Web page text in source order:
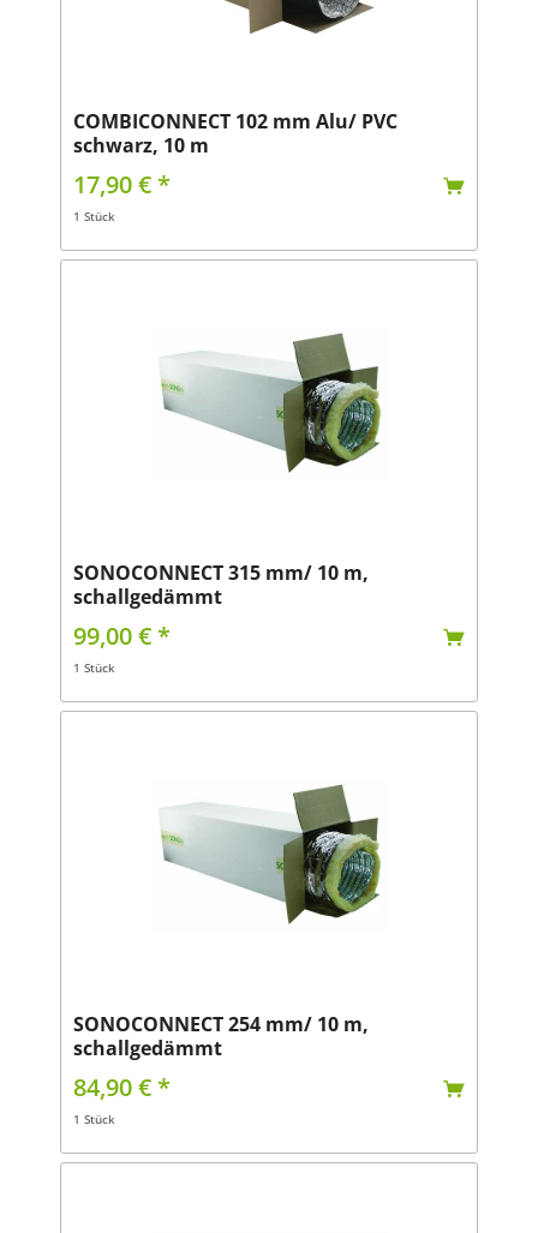
COMBICONNECT 102 mm Alu/ PVC
schwarz, 10 m
17,90 € *
1 Stück
SONOCONNECT 315 mm/ 10 m,
schallgedämmt
99,00 € *
1 Stück
SONOCONNECT 254 mm/ 10 m,
schallgedämmt
84,90 € *
1 Stück